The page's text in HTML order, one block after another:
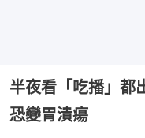
半夜看「吃播」都
恐變胃潰瘍